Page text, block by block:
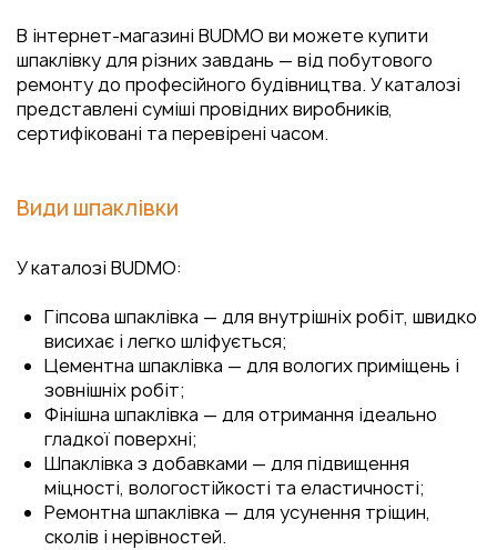
В інтернет-магазині BUDMO ви можете купити
шпаклівку для різних завдань — від побутового
ремонту до професійного будівництва. У каталозі
представлені суміші провідних виробників,
сертифіковані та перевірені часом.
Види шпаклівки
У каталозі BUDMO:
Гіпсова шпаклівка — для внутрішніх робіт, швидко
висихає і легко шліфується;
Цементна шпаклівка — для вологих приміщень і
зовнішніх робіт;
Фінішна шпаклівка — для отримання ідеально
гладкої поверхні;
Шпаклівка з добавками — для підвищення
міцності, вологостійкості та еластичності;
Ремонтна шпаклівка — для усунення тріщин,
сколів і нерівностей.